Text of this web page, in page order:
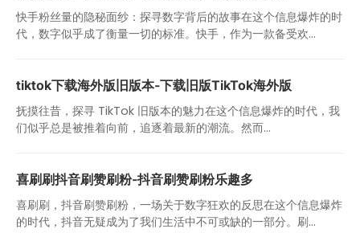
快手粉丝量的隐秘面纱：探寻数字背后的故事在这个信息爆炸的时
代，数字似乎成了衡量一切的标准。快手，作为一款备受欢...
tiktok下载海外版旧版本-下载旧版TikTok海外版
抚摸往昔，探寻 TikTok 旧版本的魅力在这个信息爆炸的时代，我
们似乎总是被推着向前，追逐着最新的潮流。然而...
喜刷刷抖音刷赞刷粉-抖音刷赞刷粉乐趣多
喜刷刷，抖音刷赞刷粉，一场关于数字狂欢的反思在这个信息爆炸
的时代，抖音无疑成为了我们生活中不可或缺的一部分。刷...